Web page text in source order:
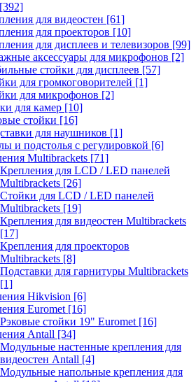
[392]
для видеостен [61]
для проекторов [10]
для дисплеев и телевизоров [99]
аксессуары для микрофонов [2]
стойки для дисплеев [57]
для громкоговорителей [1]
для микрофонов [2]
для камер [10]
стойки [16]
для наушников [1]
и подстолья с регулировкой [6]
Multibrackets [71]
Крепления для LCD / LED панелей
Multibrackets [26]
Стойки для LCD / LED панелей
Multibrackets [19]
Крепления для видеостен Multibrackets
[17]
Крепления для проекторов
Multibrackets [8]
Подставки для гарнитуры Multibrackets
[1]
Hikvision [6]
Euromet [16]
Рэковые стойки 19" Euromet [16]
Antall [34]
Модульные настенные крепления для
видеостен Antall [4]
Модульные напольные крепления для